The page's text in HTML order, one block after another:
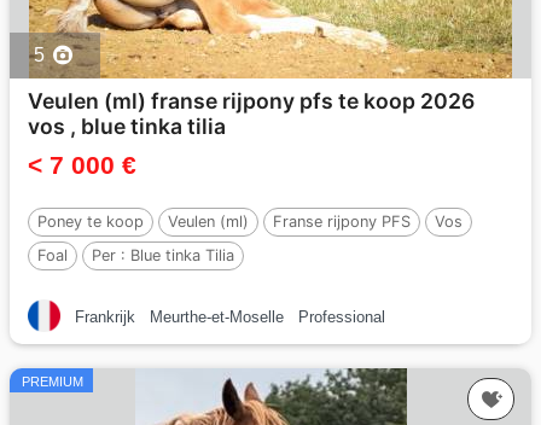
5
Veulen (ml) franse rijpony pfs te koop 2026
vos , blue tinka tilia
< 7 000 €
Poney te koop Veulen (ml) Franse rijpony PFS
Vos
Foal
Per : Blue tinka Tilia
Frankrijk Meurthe-et-Moselle Professional
PREMIUM